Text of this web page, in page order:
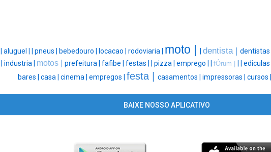
aluguel | pneus | bebedouro | locacao | rodoviaria | moto | dentista | dentistas |
industria | motos | prefeitura | fafibe | festas | pizza | emprego | fÓrum | ediculas |
bares | casa | cinema | empregos | festa | casamentos | impressoras | cursos |
BAIXE NOSSO APLICATIVO